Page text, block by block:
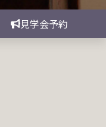
見学会予約